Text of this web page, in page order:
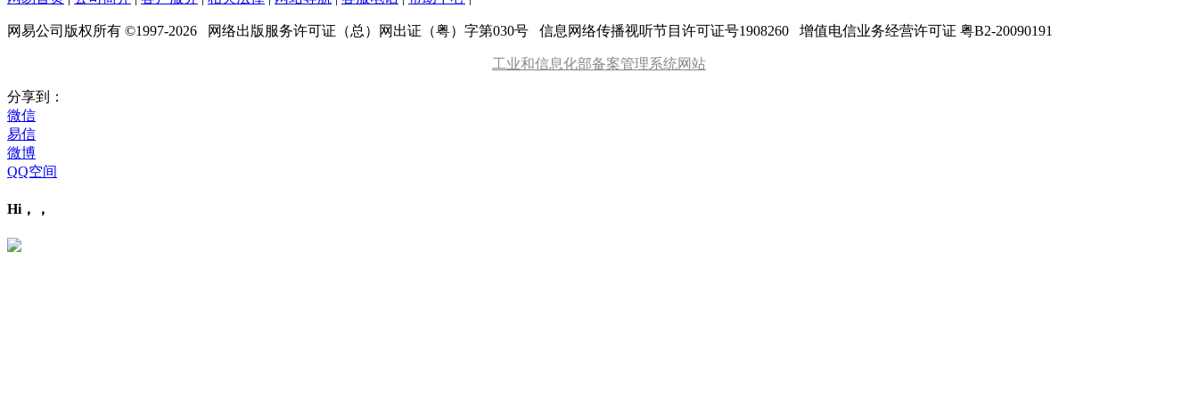
网易公司版权所有 ©1997-2026 网络出版服务许可证（总）网出证（粤）字第030号 信息网络传播视听节目许可证号1908260 增值电信业务经营许可证 粤B2-20090191
工业和信息化部备案管理系统网站
分享到：
微信
易信
微博
QQ空间
Hi，，